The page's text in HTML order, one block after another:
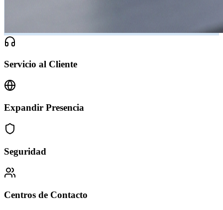
Servicio al Cliente
Expandir Presencia
Seguridad
Centros de Contacto